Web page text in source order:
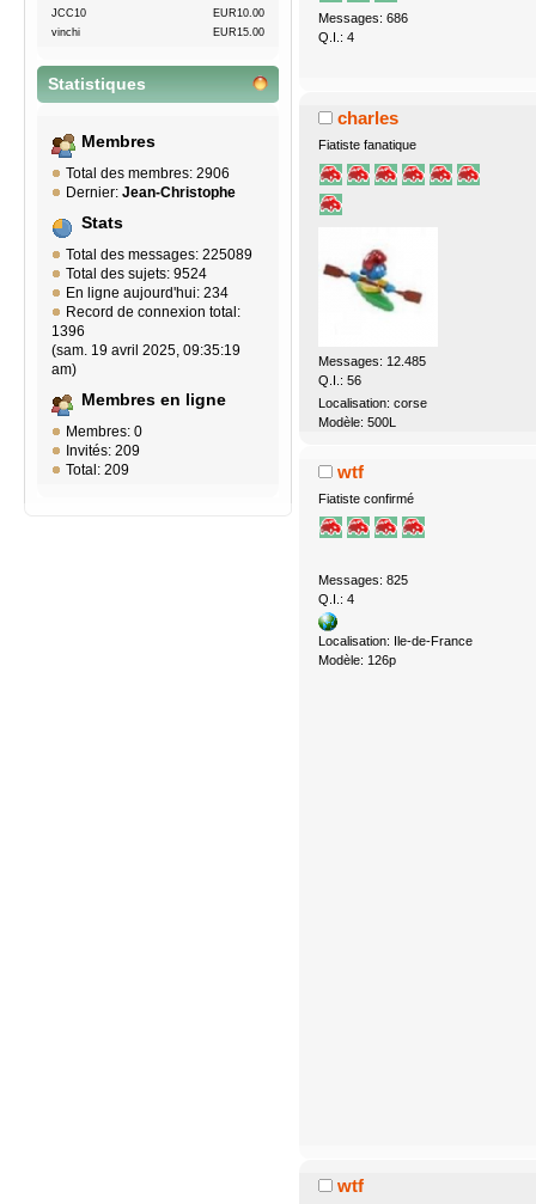
JCC10
EUR10.00
vinchi
EUR15.00
Statistiques
Membres
Total des membres: 2906
Dernier: Jean-Christophe
Stats
Total des messages: 225089
Total des sujets: 9524
En ligne aujourd'hui: 234
Record de connexion total:
1396
(sam. 19 avril 2025, 09:35:19
am)
Membres en ligne
Membres: 0
Invités: 209
Total: 209
Messages: 686
Q.I.: 4
charles
Fiatiste fanatique
Messages: 12.485
Q.I.: 56
Localisation: corse
Modèle: 500L
wtf
Fiatiste confirmé
Messages: 825
Q.I.: 4
Localisation: Ile-de-France
Modèle: 126p
wtf